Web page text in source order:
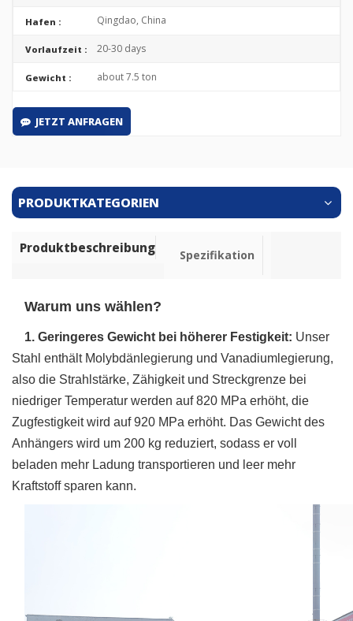
Hafen : Qingdao, China
Vorlaufzeit : 20-30 days
Gewicht : about 7.5 ton
JETZT ANFRAGEN
PRODUKTKATEGORIEN
Produktbeschreibung Spezifikation
Warum uns wählen?
1. Geringeres Gewicht bei höherer Festigkeit: Unser
Stahl enthält Molybdänlegierung und Vanadiumlegierung,
also die Strahlstärke, Zähigkeit und Streckgrenze bei
niedriger Temperatur werden auf 820 MPa erhöht, die
Zugfestigkeit wird auf 920 MPa erhöht. Das Gewicht des
Anhängers wird um 200 kg reduziert, sodass er voll
beladen mehr Ladung transportieren und leer mehr
Kraftstoff sparen kann.